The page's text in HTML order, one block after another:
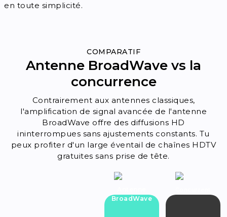
en toute simplicité.
COMPARATIF
Antenne BroadWave vs la
concurrence
Contrairement aux antennes classiques,
l'amplification de signal avancée de l'antenne
BroadWave offre des diffusions HD
ininterrompues sans ajustements constants. Tu
peux profiter d'un large éventail de chaînes HDTV
gratuites sans prise de tête.
BroadWave